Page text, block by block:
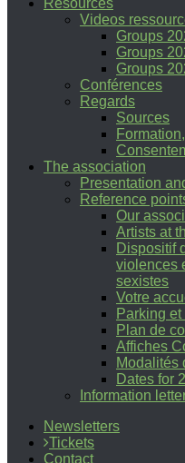
Resources
Videos
Groups
Groups
Groups
Conférences
Regards
Sources
The association
Presentation
Reference
Our
Artists at
Dispositif
violences
sexistes
Votre
Parking
Plan de
Affiches
Modalités
Dates for
Information
Newsletters
Tickets
Contact